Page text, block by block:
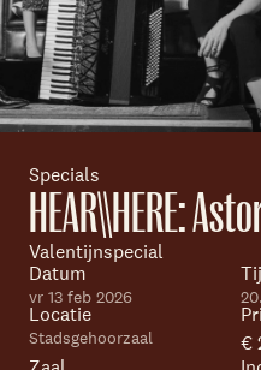
Specials
HEAR\\HERE:
Valentijnspecial
Datum
vr 13 feb 2026
Locatie
Stadsgehoorzaal
€